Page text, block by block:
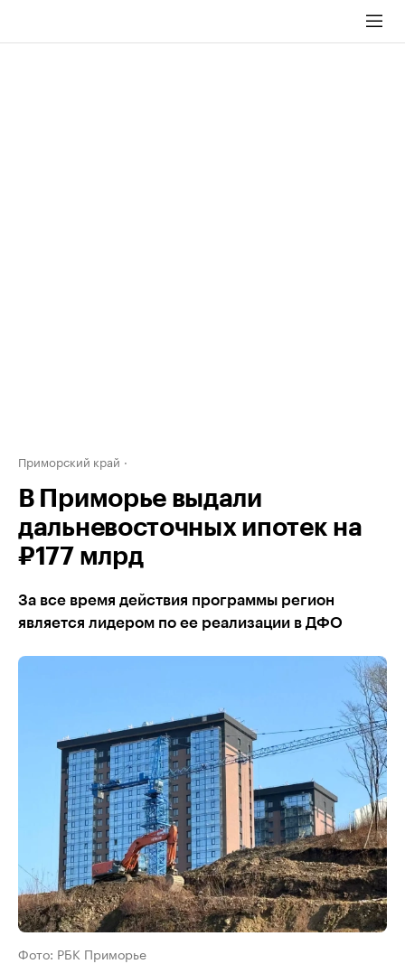
Приморский край
В Приморье выдали
дальневосточных ипотек на
₽177 млрд
За все время действия программы регион
является лидером по ее реализации в ДФО
Фото: РБК Приморье